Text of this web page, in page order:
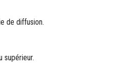
de diffusion.
supérieur.